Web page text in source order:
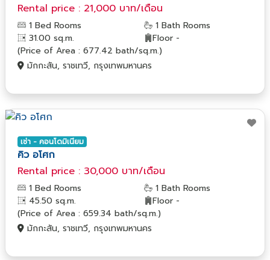
Rental price : 21,000 บาท/เดือน
1 Bed Rooms
1 Bath Rooms
31.00 sq.m.
Floor -
(Price of Area : 677.42 bath/sq.m.)
มักกะสัน, ราชเทวี, กรุงเทพมหานคร
เช่า - คอนโดมิเนียม
คิว อโศก
Rental price : 30,000 บาท/เดือน
1 Bed Rooms
1 Bath Rooms
45.50 sq.m.
Floor -
(Price of Area : 659.34 bath/sq.m.)
มักกะสัน, ราชเทวี, กรุงเทพมหานคร